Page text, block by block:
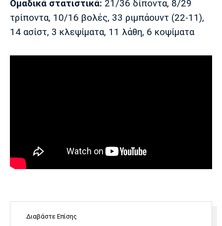
Ομαδικά στατιστικά: 21/36 δίποντα, 8/29
τρίποντα, 10/16 βολές, 33 ριμπάουντ (22-11),
14 ασίστ, 3 κλεψίματα, 11 λάθη, 6 κοψίματα
Διαβάστε Επίσης